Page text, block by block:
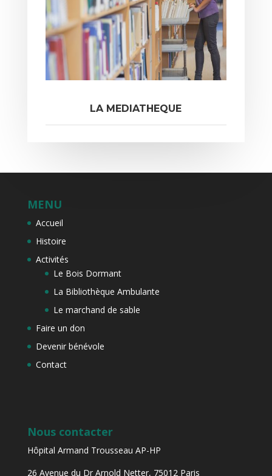
LA MEDIATHEQUE
MENU
Accueil
Histoire
Activités
Le Bois Dormant
La Bibliothèque Ambulante
Le marchand de sable
Faire un don
Devenir bénévole
Contact
Nous contacter
Hôpital Armand Trousseau AP-HP
26 Avenue du Dr Arnold Netter, 75012 Paris